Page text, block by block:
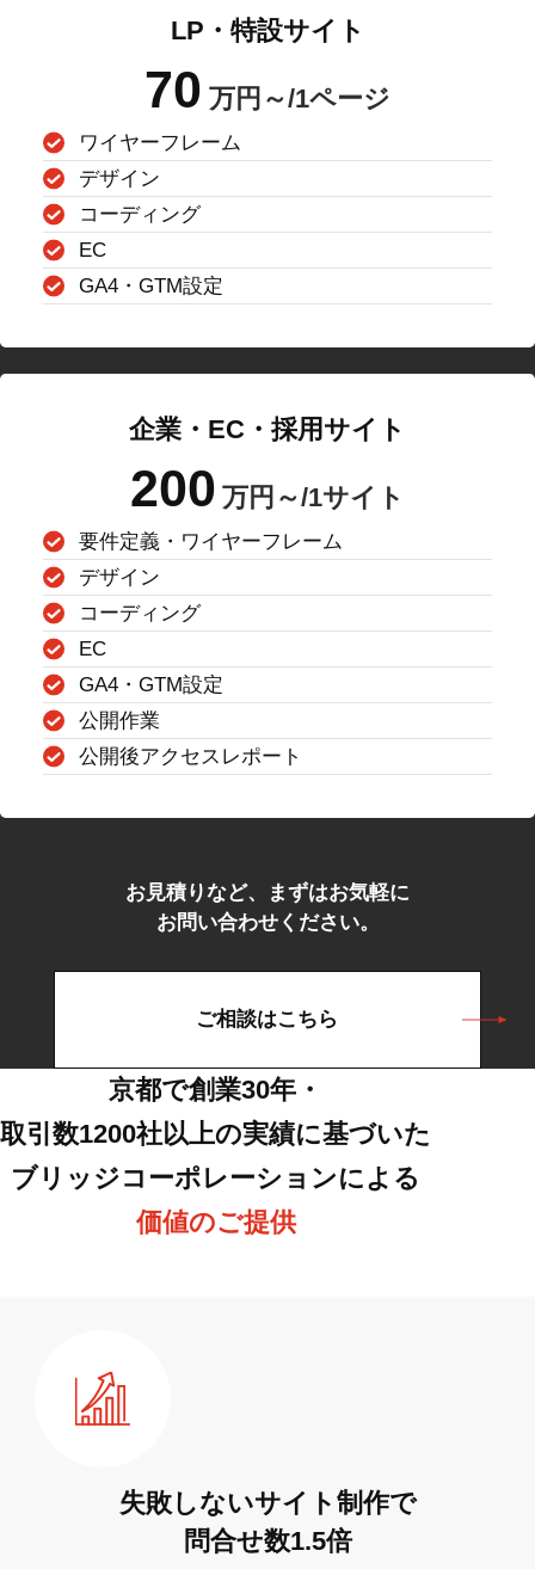
LP・特設サイト
70 万円～/1ページ
ワイヤーフレーム
デザイン
コーディング
EC
GA4・GTM設定
企業・EC・採用サイト
200 万円～/1サイト
要件定義・ワイヤーフレーム
デザイン
コーディング
EC
GA4・GTM設定
公開作業
公開後アクセスレポート
お見積りなど、まずはお気軽に
お問い合わせください。
ご相談はこちら
京都で創業30年・
取引数1200社以上の実績に基づいた
ブリッジコーポレーションによる
価値のご提供
失敗しないサイト制作で
問合せ数1.5倍